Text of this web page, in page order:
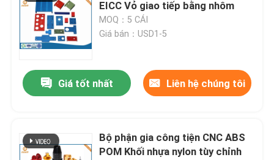
EICC Vỏ giao tiếp bằng nhôm
MOQ：5 CÁI
Giá bán：USD1-5
Giá tốt nhất Liên hệ chúng tôi
Bộ phận gia công tiện CNC ABS
POM Khối nhựa nylon tùy chỉnh